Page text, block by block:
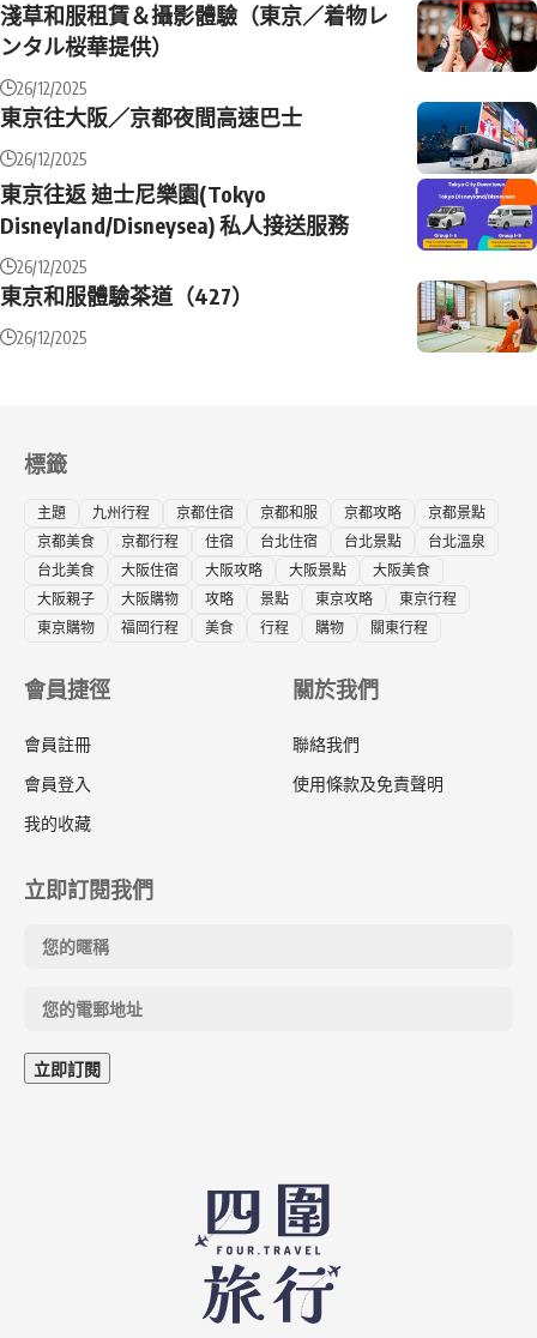
淺草和服租賃＆攝影體驗（東京／着物レ
ンタル桜華提供）
26/12/2025
東京往大阪／京都夜間高速巴士
26/12/2025
東京往返 迪士尼樂園(Tokyo
Disneyland/Disneysea) 私人接送服務
26/12/2025
東京和服體驗茶道（427）
26/12/2025
標籤
主題 九州行程 京都住宿 京都和服 京都攻略
京都景點
京都美食
京都行程 住宿 台北住宿 台北景點
台北溫泉
台北美食
大阪住宿 大阪攻略 大阪景點
大阪美食
大阪親子
大阪購物 攻略 景點 東京攻略
東京行程
東京購物
福岡行程 美食 行程 購物 關東行程
會員捷徑
會員註冊
會員登入
我的收藏
關於我們
聯絡我們
使用條款及免責聲明
立即訂閱我們